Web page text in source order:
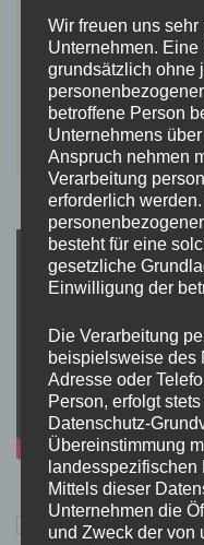
Wir freuen uns
Unternehmen.
grundsätzlich ohne
betroffene Person
Unternehmens
Anspruch nehmen
Verarbeitung
erforderlich
besteht für eine
gesetzliche
Einwilligung der
Die Verarbeitung
beispielsweise des
Adresse oder
Person, erfolgt
Datenschutz-
Übereinstimmung
Mittels dieser
Unternehmen die
und Zweck der von